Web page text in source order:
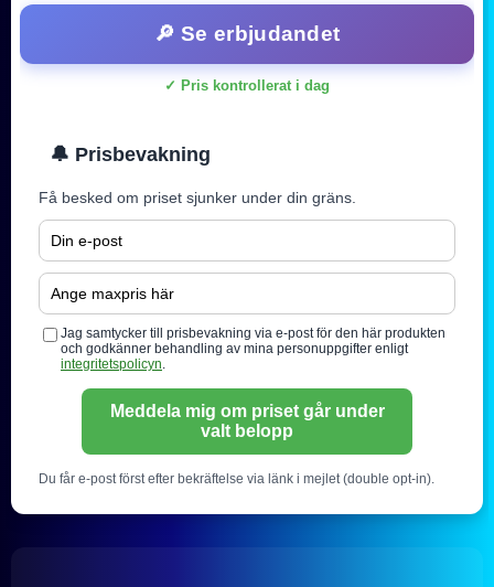
🔎 Se erbjudandet
✓ Pris kontrollerat i dag
🔔 Prisbevakning
Få besked om priset sjunker under din gräns.
Jag samtycker till prisbevakning via e-post för den här produkten
och godkänner behandling av mina personuppgifter enligt
integritetspolicyn.
Meddela mig om priset går under
valt belopp
Du får e-post först efter bekräftelse via länk i mejlet (double opt-in).